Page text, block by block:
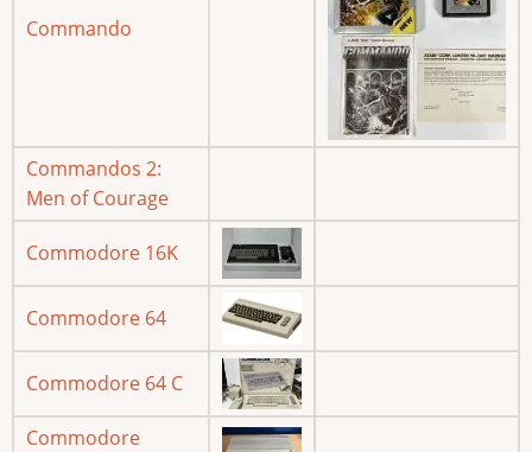
Commando
Commandos 2:
Men of Courage
Commodore 16K
Commodore 64
Commodore 64 C
Commodore